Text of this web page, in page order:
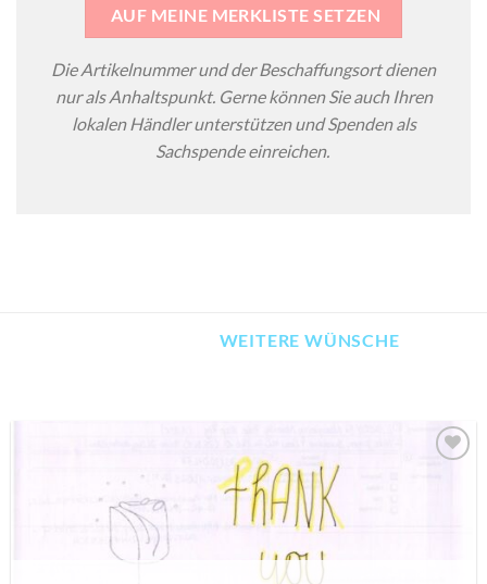
AUF MEINE MERKLISTE SETZEN
Die Artikelnummer und der Beschaffungsort dienen
nur als Anhaltspunkt. Gerne können Sie auch Ihren
lokalen Händler unterstützen und Spenden als
Sachspende einreichen.
WEITERE WÜNSCHE